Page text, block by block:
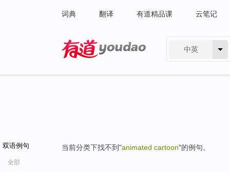
词典 翻译 有道精品课 云笔记
中英
双语例句
全部
当前分类下找不到"animated cartoon"的例句。